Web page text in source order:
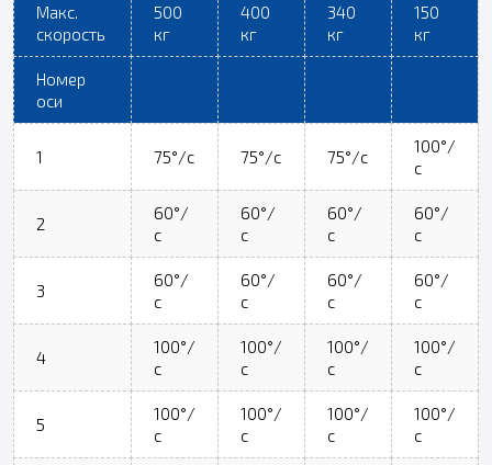
Макс.
скорость
500
кг
400
кг
340
кг
150
кг
Номер
оси
1 75°/с 75°/с 75°/с
100°/
с
2
60°/
с
60°/
с
60°/
с
60°/
с
3
60°/
с
60°/
с
60°/
с
60°/
с
4
100°/
с
100°/
с
100°/
с
100°/
с
5
100°/
с
100°/
с
100°/
с
100°/
с